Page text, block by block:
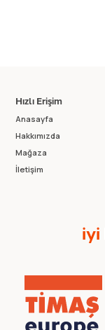
Hızlı Erişim
Anasayfa
Hakkımızda
Mağaza
İletişim
iyi